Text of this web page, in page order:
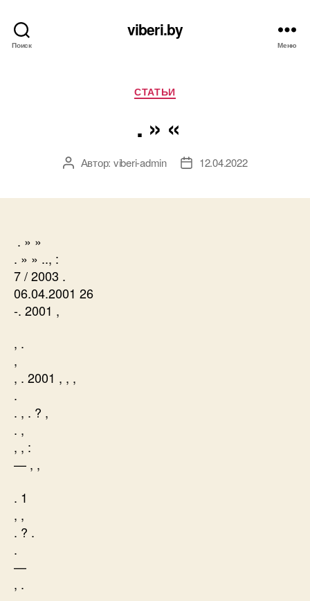
Поиск
viberi.by
Меню
Рубрики
СТАТЬИ
. » «
АвторАвтор: viberi-admin
Дата12.04.2022
. » »
. » » .., :
7 / 2003 .
06.04.2001 26
-. 2001 ,
, .
,
, . 2001 , , ,
.
. , . ? ,
. ,
, , :
— , ,
. 1
, ,
. ? .
.
—
, .